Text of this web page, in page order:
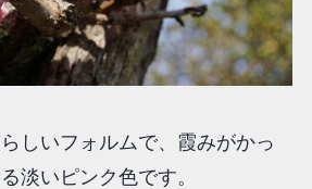
しいフォルムで、霞みがかっ
淡いピンク色です。